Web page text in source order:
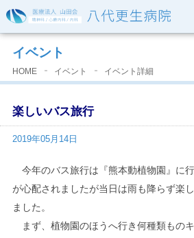
イベント
HOME イベント イベント詳細
楽しいバス旅行
2019年05月14日
今年のバス旅行は『熊本動植物園』に
が心配されましたが当日は雨も降らず楽
ました。
まず、植物園のほうへ行き何種類もの